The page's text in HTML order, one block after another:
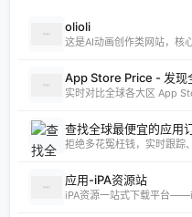
olioli
这是AI动画创作类网站，核
App Store Price - 发现
查找全球最便宜的应用
应用-iPA资源站